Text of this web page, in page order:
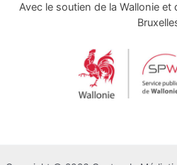
Avec le soutien de la Wallonie et